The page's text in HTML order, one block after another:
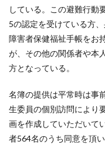
している。この避難行動
5の認定を受けている方
障害者保健福祉手帳をお
が、その他の関係者や本
方となっている。
名簿の提供は平常時は事
生委員の個別訪問により
画を作成していただいて
者564名のうち同意を頂